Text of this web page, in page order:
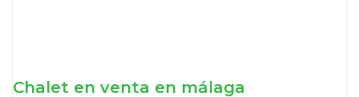
Chalet en venta en málaga